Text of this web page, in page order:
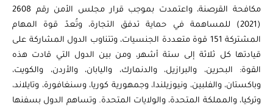
مكافحة القرصنة، واعتمدت بموجب قرار مجلس الأمن رقم 2608
(2021) للمساهمة في حماية تدفق التجارة، وتُعدّ قوة المهام
المشتركة 151 قوة متعددة الجنسيات، وتتناوب الدول المشاركة على
قيادتها كل ثلاثة إلى ستة أشهر، ومن بين الدول التي قادت هذه
القوة: البحرين، والبرازيل، والدنمارك، واليابان، والأردن، والكويت،
وباكستان، والفلبين، ونيوزيلندا، وجمهورية كوريا، وسنغافورة، وتايلاند،
وتركيا، والمملكة المتحدة، والولايات المتحدة. وتساهم الدول بسفنها